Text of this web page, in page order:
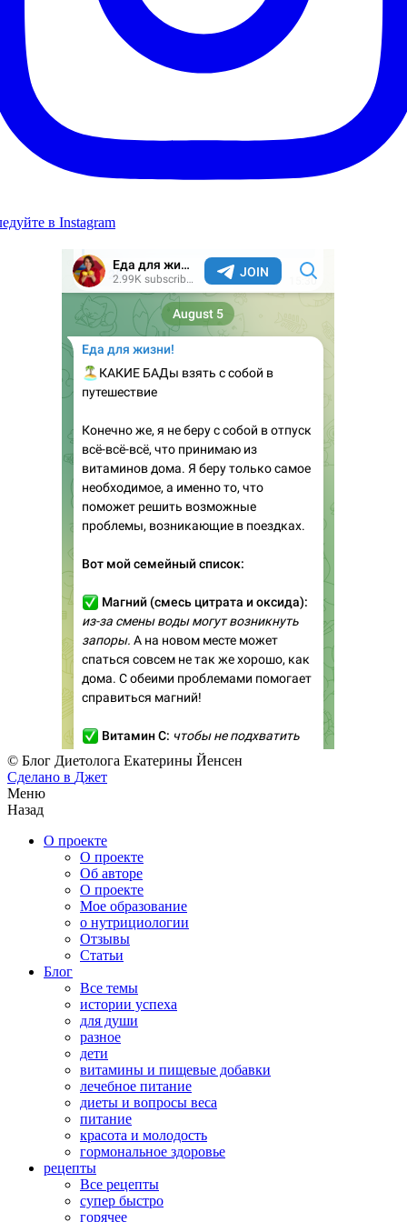
в Instagram
© Блог Диетолога Екатерины Йенсен
Сделано в Джет
Меню
Назад
О проекте
О проекте
Об авторе
О проекте
Мое образование
о нутрициологии
Отзывы
Статьи
Блог
Все темы
истории успеха
для души
разное
дети
витамины и пищевые добавки
лечебное питание
диеты и вопросы веса
питание
красота и молодость
гормональное здоровье
рецепты
Все рецепты
супер быстро
горячее